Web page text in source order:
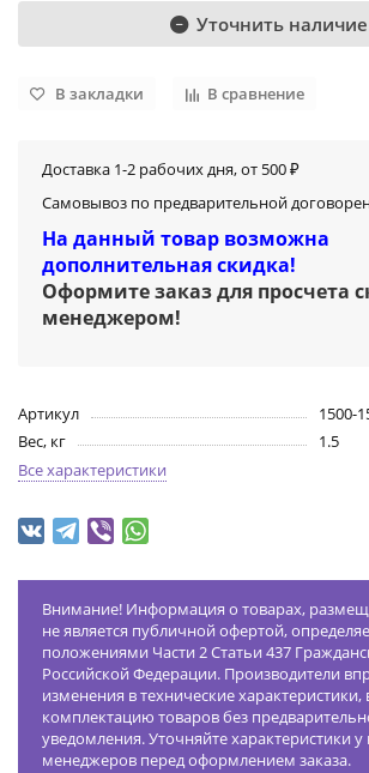
Уточнить наличие
В закладки В сравнение
Доставка 1-2 рабочих дня, от 500 ₽
Самовывоз по предварительной
На данный товар возможна
дополнительная скидка!
Оформите заказ для просчета
менеджером!
Артикул
1500-
Вес, кг
1.5
Все характеристики
Внимание! Информация о товарах,
не является публичной офертой,
положениями Части 2 Статьи 437
Российской Федерации. Производители
изменения в технические
комплектацию товаров без
уведомления. Уточняйте характеристики
менеджеров перед оформлением заказа.